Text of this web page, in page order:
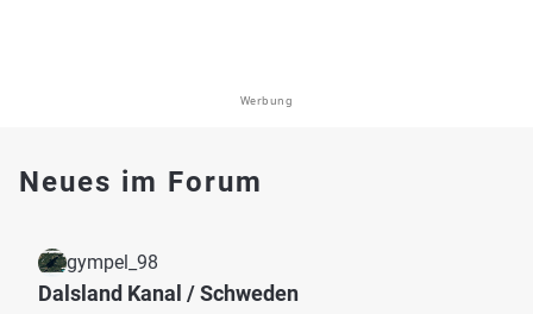
Werbung
Neues im Forum
gympel_98
Dalsland Kanal / Schweden